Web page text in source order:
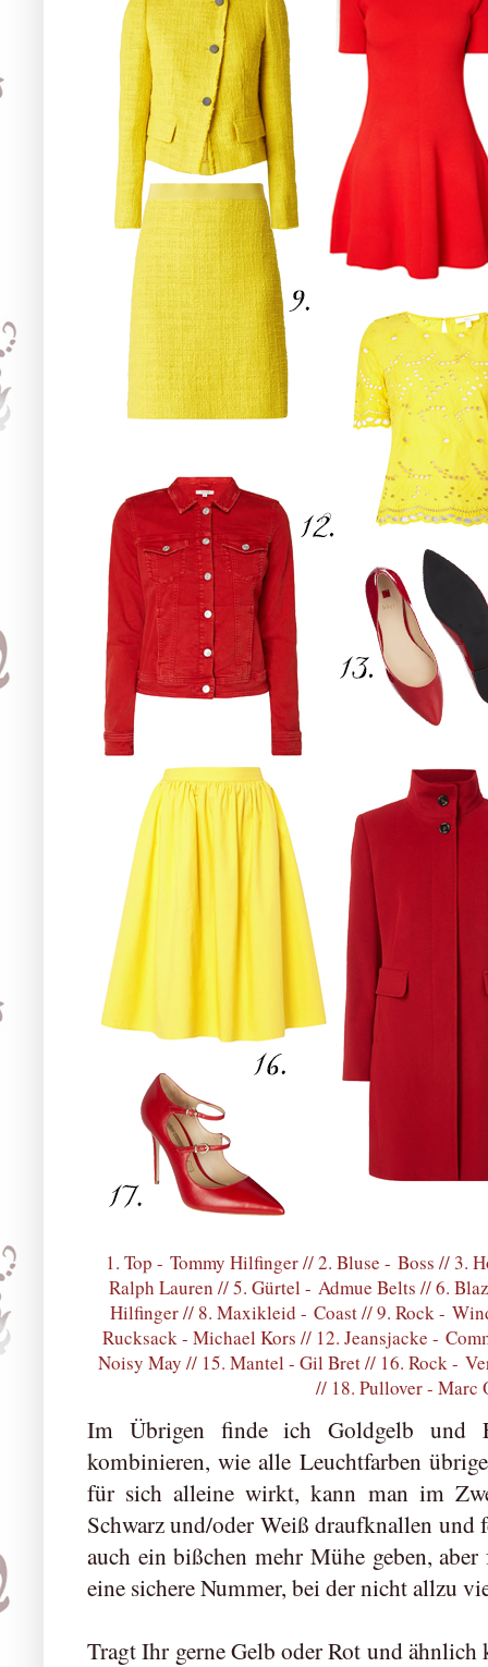
1. Top - Tommy Hilfinger// 2. Bluse - Boss // 3.
Ralph Lauren // 5. Gürtel - Admue Belts // 6.
Hilfinger// 8. Maxikleid - Coast// 9. Rock -
Rucksack - Michael Kors // 12. Jeansjacke -
Noisy May // 15. Mantel - Gil Bret// 16. Rock -
// 18. Pullover - Marc
Im Übrigen finde ich Goldgelb und
kombinieren, wie alle Leuchtfarben
für sich alleine wirkt, kann man im
Schwarz und/oder Weiß draufknallen
auch ein bißchen mehr Mühe geben,
eine sichere Nummer, bei der nicht allzu
Tragt Ihr gerne Gelb oder Rot und